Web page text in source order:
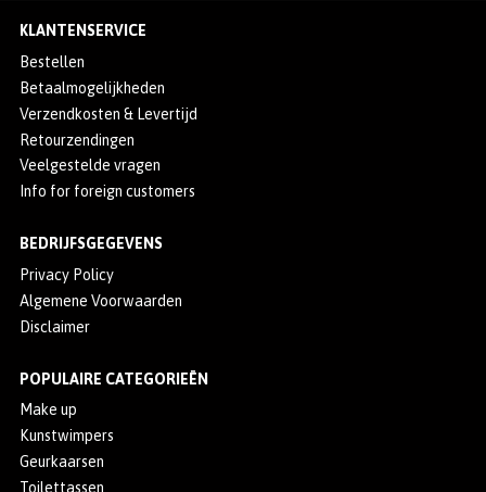
KLANTENSERVICE
Bestellen
Betaalmogelijkheden
Verzendkosten & Levertijd
Retourzendingen
Veelgestelde vragen
Info for foreign customers
BEDRIJFSGEGEVENS
Privacy Policy
Algemene Voorwaarden
Disclaimer
POPULAIRE CATEGORIEËN
Make up
Kunstwimpers
Geurkaarsen
Toilettassen